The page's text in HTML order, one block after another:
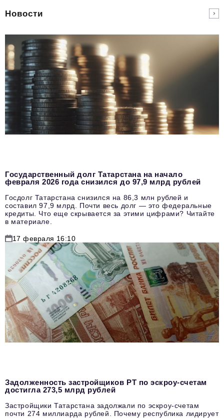
Новости
Государственный долг Татарстана на начало
февраля 2026 года снизился до 97,9 млрд рублей
Госдолг Татарстана снизился на 86,3 млн рублей и
составил 97,9 млрд. Почти весь долг — это федеральные
кредиты. Что еще скрывается за этими цифрами? Читайте
в материале.
17 февраля 16:10
Задолженность застройщиков РТ по эскроу-счетам
достигла 273,5 млрд рублей
Застройщики Татарстана задолжали по эскроу-счетам
почти 274 миллиарда рублей. Почему республика лидирует